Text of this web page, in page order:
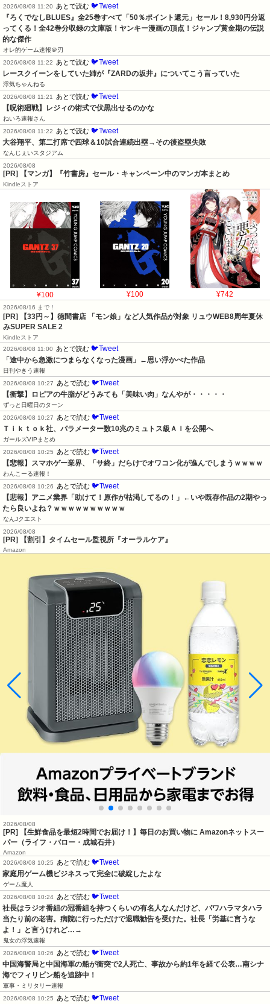
2026/08/08 11:20 あとで読む 🐦Tweet
『ろくでなしBLUES』全25巻すべて「50％ポイント還元」セール！8,930円分返
ってくる！全42巻分収録の文庫版！ヤンキー漫画の頂点！ジャンプ黄金期の伝説
的な傑作
オレ的ゲーム速報＠刃
2026/08/08 11:22 あとで読む 🐦Tweet
レースクイーンをしていた姉が『ZARDの坂井』についてこう言っていた
浮気ちゃんねる
2026/08/08 11:21 あとで読む 🐦Tweet
【呪術廻戦】レジィの術式で伏黒出せるのかな
ねいろ速報さん
2026/08/08 11:22 あとで読む 🐦Tweet
大谷翔平、第二打席で四球＆10試合連続出塁→その後盗塁失敗
なんじぇいスタジアム
2026/08/08
[PR] 【マンガ】『竹書房』セール・キャンペーン中のマンガ本まとめ
Kindleストア
¥100 ¥100 ¥742
2026/08/16 まで！
[PR]
【33円～】徳間書店 「モン娘」など人気作品が対象 リュウWEB8周年夏休
みSUPER SALE 2
Kindleストア
2026/08/08 11:00
あとで読む 🐦Tweet
「途中から急激につまらなくなった漫画」←思い浮かべた作品
日刊やきう速報
2026/08/08 10:27
あとで読む 🐦Tweet
【衝撃】ロピアの牛脂がどうみても「美味い肉」なんやが・・・・・
ずっと日曜日のターン
2026/08/08 10:27
あとで読む 🐦Tweet
Ｔｉｋｔｏｋ社、パラメーター数10兆のミュトス級ＡＩを公開へ
ガールズVIPまとめ
2026/08/08 10:25
あとで読む 🐦Tweet
【悲報】スマホゲー業界、「サ終」だらけでオワコン化が進んでしまうｗｗｗｗ
わんこーる速報！
2026/08/08 10:26
あとで読む 🐦Tweet
【悲報】アニメ業界「助けて！原作が枯渇してるの！」←いや既存作品の2期やっ
たら良いよね？ｗｗｗｗｗｗｗｗｗｗ
なんJクエスト
2026/08/08
[PR] 【割引】タイムセール監視所『オーラルケア』
Amazon
2026/08/08
[PR] 【生鮮食品を最短2時間でお届け！】毎日のお買い物に Amazonネットスー
パー（ライフ・バロー・成城石井）
Amazon
2026/08/08 10:25
あとで読む 🐦Tweet
家庭用ゲーム機ビジネスって完全に破綻したよな
ゲーム魔人
2026/08/08 10:24 あとで読む 🐦Tweet
社長はラジオ番組の冠番組を持つくらいの有名人なんだけど、パワハラマタハラ
当たり前の老害。病院に行っただけで退職勧告を受けた。社長「労基に言うな
よ！」と言うけれど…→
鬼女の浮気速報
2026/08/08 10:26
あとで読む 🐦Tweet
中国海警局と中国海軍の船が衝突で2人死亡、事故から約1年を経て公表…南シナ
海でフィリピン船を追跡中！
軍事・ミリタリー速報
2026/08/08 10:25
あとで読む 🐦Tweet